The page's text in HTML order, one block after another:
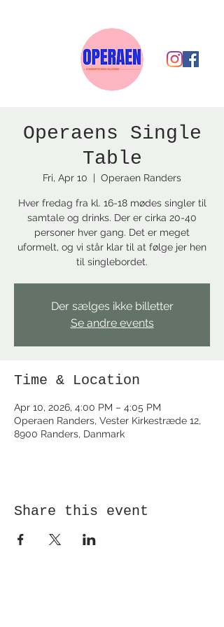
Operaens Single
Table
Fri, Apr 10
  |
Operaen Randers
Hver fredag fra kl. 16-18 mødes singler til
samtale og drinks. Der er cirka 20-40
personer hver gang. Det er meget
uformelt, og vi står klar til at følge jer hen
til singlebordet.
Der sælges ikke billetter
Se andre events
Time & Location
Apr 10, 2026, 4:00 PM – 4:05 PM
Operaen Randers, Vester Kirkestræde 12,
8900 Randers, Danmark
Share this event